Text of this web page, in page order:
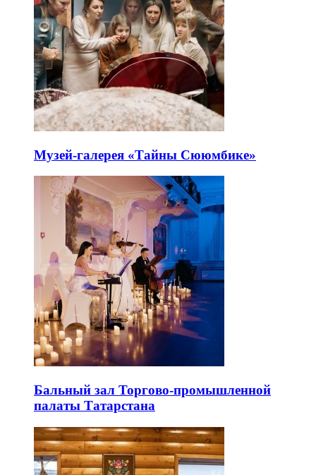
Музей-галерея «Тайны Сююмбике»
Бальный зал Торгово-промышленной
палаты Татарстана